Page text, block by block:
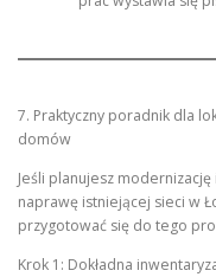
7. Praktyczny poradnik dla
domów
Jeśli planujesz
naprawę istniejącej sieci w
przygotować się do tego
Krok 1: Dokładna